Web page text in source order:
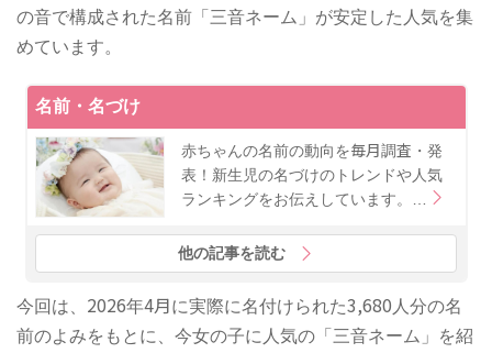
の音で構成された名前「三音ネーム」が安定した人気を集
めています。
名前・名づけ
赤ちゃんの名前の動向を毎月調査・発
表！新生児の名づけのトレンドや人気
ランキングをお伝えしています。…
他の記事を読む
今回は、2026年4月に実際に名付けられた3,680人分の名
前のよみをもとに、今女の子に人気の「三音ネーム」を紹